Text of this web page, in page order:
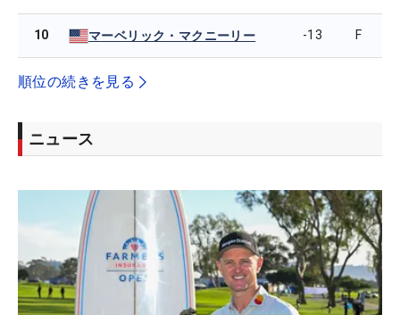
10 マーベリック・マクニーリー -13 F
順位の続きを見る
ニュース